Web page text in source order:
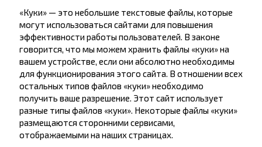
Хотите
путешествовать
дешевле?
Не пропусти специальные акции, скидки и
другие интересные предложения INFOBUS.
«Куки» — это небольшие текстовые файлы, которые
могут использоваться сайтами для повышения
эффективности работы пользователей. В законе
говорится, что мы можем хранить файлы «куки» на
вашем устройстве, если они абсолютно необходимы
для функционирования этого сайта. В отношении всех
остальных типов файлов «куки» необходимо
получить ваше разрешение. Этот сайт использует
разные типы файлов «куки». Некоторые файлы «куки»
размещаются сторонними сервисами,
отображаемыми на наших страницах.